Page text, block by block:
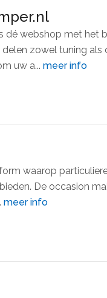
dé webshop met het
zowel tuning als
uw a... meer info
waarop
De occasion
meer info